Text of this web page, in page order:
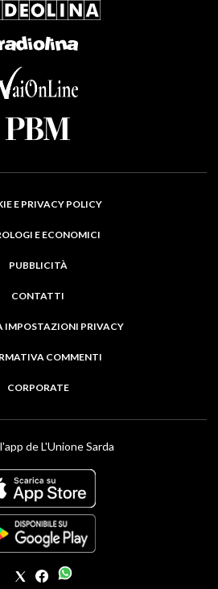
E PRIVACY POLICY
E ECONOMICI
PUBBLICITÀ
CONTATTI
IMPOSTAZIONI PRIVACY
COMMENTI
CORPORATE
de L'Unione Sarda